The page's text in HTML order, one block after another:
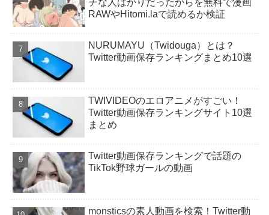
チな人ばかりだったからを無料で漫画
RAWやHitomi.laで読めるか検証
NURUMAYU（Twidouga）とは？
Twitter動画保存ランキングまとめ10選
TWIVIDEOのエロアニメがすごい！
Twitter動画保存ランキングサイト10選
まとめ
Twitter動画保存ランキングで話題の
TikTok野球ガールの動画
monsticsの素人動画を検索！Twitter動